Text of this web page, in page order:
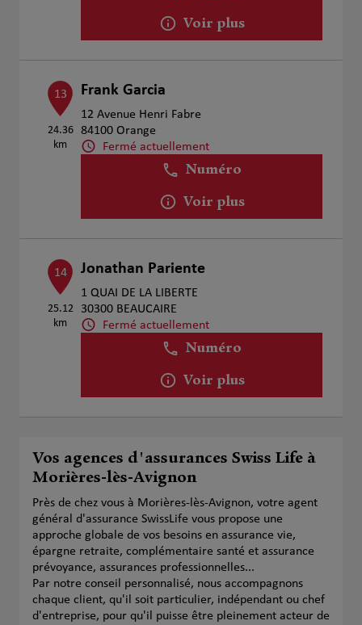
Voir plus
13
24.36
km
Frank Garcia
12 Avenue Henri Fabre
84100 Orange
Fermé actuellement
Numéro
Voir plus
14
25.12
km
Jonathan Pariente
1 QUAI DE LA LIBERTE
30300 BEAUCAIRE
Fermé actuellement
Numéro
Voir plus
Vos agences d'assurances Swiss Life à
Morières-lès-Avignon
Près de chez vous à Morières-lès-Avignon, votre agent
général d'assurance SwissLife vous propose une
approche globale de vos besoins en assurance vie,
épargne retraite, complémentaire santé et assurance
prévoyance, assurances professionnelles...
Par notre conseil personnalisé, nous accompagnons
chaque client, qu'il soit particulier, indépendant ou chef
d'entreprise, pour qu'il puisse être pleinement acteur de